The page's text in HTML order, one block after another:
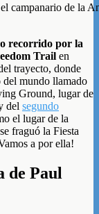
campanario de la
recorrido por la
Trail en
trayecto, donde
del mundo llamado
Ground, lugar de
del segundo
el lugar de la
fraguó la Fiesta
a por ella!
de Paul